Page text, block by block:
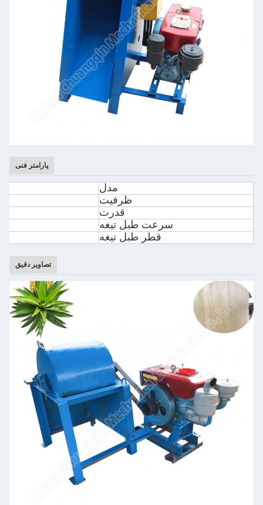
پارامتر فنی
مدل
ظرفیت
قدرت
سرعت طبل تیغه
قطر طبل تیغه
تصاویر دقیق